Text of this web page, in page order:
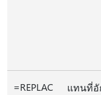
=REPLAC
แทนที่อั